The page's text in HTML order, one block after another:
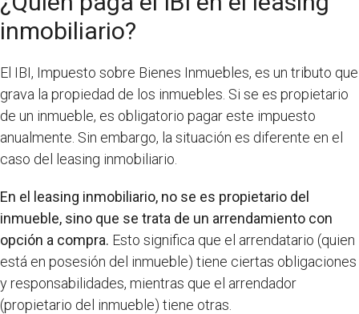
inmobiliario?
El IBI, Impuesto sobre Bienes Inmuebles, es un tributo que
grava la propiedad de los inmuebles. Si se es propietario
de un inmueble, es obligatorio pagar este impuesto
anualmente. Sin embargo, la situación es diferente en el
caso del leasing inmobiliario.
En el leasing inmobiliario, no se es propietario del
inmueble, sino que se trata de un arrendamiento con
opción a compra. Esto significa que el arrendatario (quien
está en posesión del inmueble) tiene ciertas obligaciones
y responsabilidades, mientras que el arrendador
(propietario del inmueble) tiene otras.